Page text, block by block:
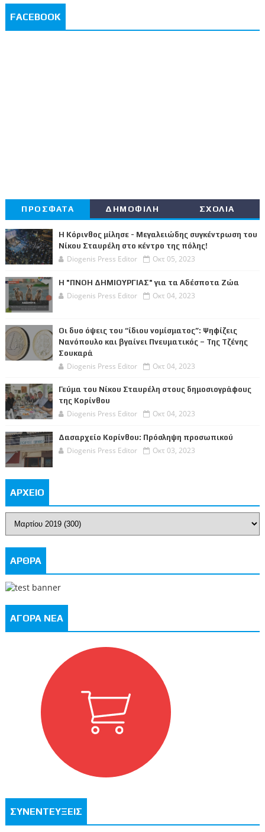
FACEBOOK
ΠΡΟΣΦΑΤΑ ΔΗΜΟΦΙΛΗ ΣΧΟΛΙΑ
Η Κόρινθος μίλησε - Μεγαλειώδης συγκέντρωση του
Νίκου Σταυρέλη στο κέντρο της πόλης!
Diogenis Press Editor Οκτ 05, 2023
Η "ΠΝΟΗ ΔΗΜΙΟΥΡΓΙΑΣ" για τα Αδέσποτα Ζώα
Diogenis Press Editor Οκτ 04, 2023
Οι δυο όψεις του “ίδιου νομίσματος”: Ψηφίζεις
Νανόπουλο και βγαίνει Πνευματικός – Της Τζένης
Σουκαρά
Diogenis Press Editor Οκτ 04, 2023
Γεύμα του Νίκου Σταυρέλη στους δημοσιογράφους
της Κορίνθου
Diogenis Press Editor Οκτ 04, 2023
Δασαρχείο Κορίνθου: Πρόσληψη προσωπικού
Diogenis Press Editor Οκτ 03, 2023
ΑΡΧΕΙΟ
ΑΡΘΡΑ
ΑΓΟΡΑ ΝΕΑ
ΣΥΝΕΝΤΕΥΞΕΙΣ